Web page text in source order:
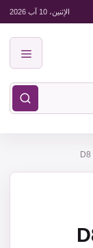
الإثنين، 10 آب 2026